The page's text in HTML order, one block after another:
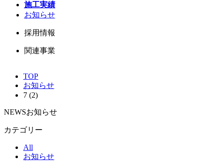
施工実績
お知らせ
採用情報
関連事業
TOP
お知らせ
7 (2)
NEWSお知らせ
カテゴリー
All
お知らせ